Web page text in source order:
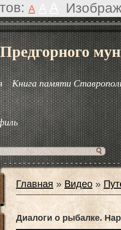
A
Книга памяти
Главная »Видео »
Диалоги о рыбалке.